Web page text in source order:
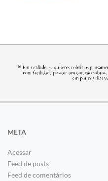
META
Acessar
Feed de posts
Feed de comentários